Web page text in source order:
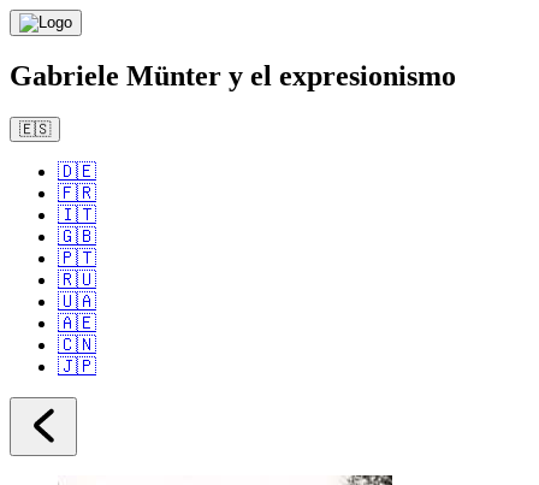
Gabriele Münter y el expresionismo
🇪🇸
🇩🇪
🇫🇷
🇮🇹
🇬🇧
🇵🇹
🇷🇺
🇺🇦
🇦🇪
🇨🇳
🇯🇵